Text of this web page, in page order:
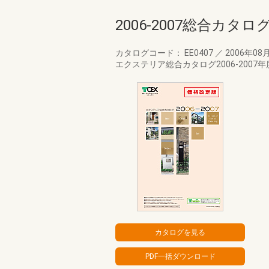
2006-2007総合カタロ
カタログコード： EE0407 ／ 2006年08月
エクステリア総合カタログ2006-2007年